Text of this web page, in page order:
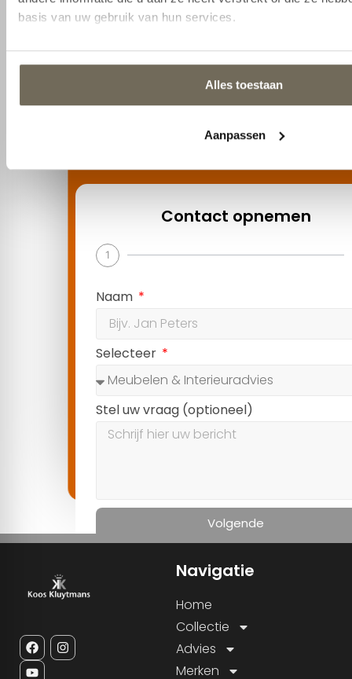
+31 0 135284815
Pastoor van Beugenstraat 35, 5061 CR
Oisterwijk
Contact opnemen
2
Navigatie
Home
Collectie
Advies
Merken